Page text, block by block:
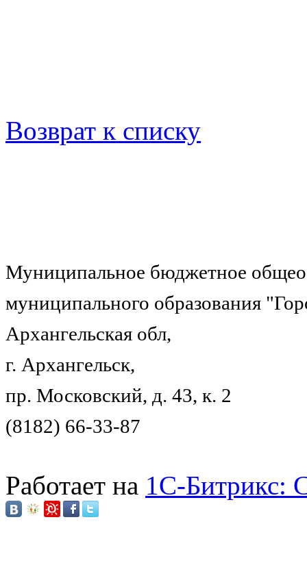
Возврат к списку
Муниципальное бюджетное
муниципального образования
Архангельская обл,
г. Архангельск,
пр. Московский, д. 43, к. 2
(8182) 66-33-87
Работает на 1C-Битрикс: